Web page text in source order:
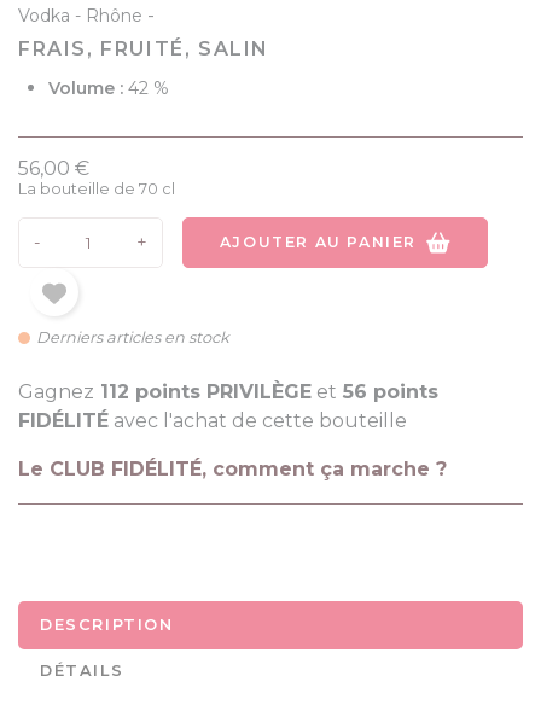
Vodka Rhône -
FRAIS, FRUITÉ, SALIN
Volume : 42 %
56,00 €
La bouteille de 70 cl
- + AJOUTER AU PANIER
Derniers articles en stock
Gagnez 112 points PRIVILÈGE et 56 points
FIDÉLITÉ avec l'achat de cette bouteille
Le CLUB FIDÉLITÉ, comment ça marche ?
DESCRIPTION
DÉTAILS